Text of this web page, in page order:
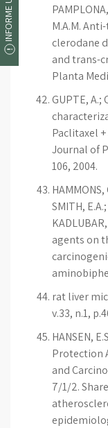
M.A.M.
clerodane
and trans-
Planta
GUPTE, A.;
Paclitaxel
Journal of
106, 2004.
HAMMONS,
SMITH,
agents on
rat liver
v.33, n.1,
HANSEN,
Protection
and
7/1/2.